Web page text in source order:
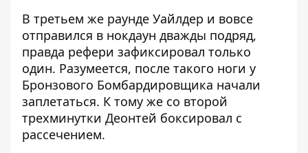
В третьем же раунде Уайлдер и вовсе
отправился в нокдаун дважды подряд,
правда рефери зафиксировал только
один. Разумеется, после такого ноги у
Бронзового Бомбардировщика начали
заплетаться. К тому же со второй
трехминутки Деонтей боксировал с
рассечением.